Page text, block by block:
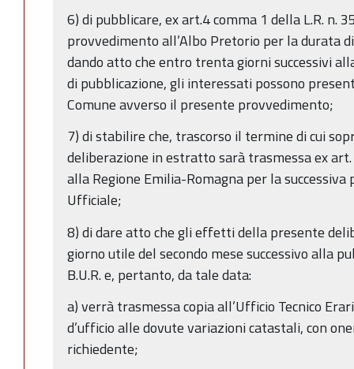
6) di pubblicare, ex art.4 comma 1 della L.R. n.
provvedimento all’Albo Pretorio per la durata
dando atto che entro trenta giorni successivi
di pubblicazione, gli interessati possono
Comune avverso il presente provvedimento;
7) di stabilire che, trascorso il termine di cui
deliberazione in estratto sarà trasmessa ex
alla Regione Emilia-Romagna per la
Ufficiale;
8) di dare atto che gli effetti della presente
giorno utile del secondo mese successivo alla
B.U.R. e, pertanto, da tale data:
a) verrà trasmessa copia all’Ufficio Tecnico
d’ufficio alle dovute variazioni catastali, con
richiedente;